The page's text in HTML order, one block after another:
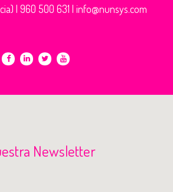
| 960 500 631 | info@nunsys.com
Newsletter